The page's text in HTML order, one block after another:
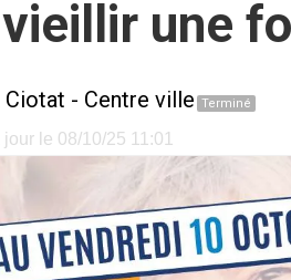
une
Ciotat - Centre ville Terminé
le 08/10/25 11:01